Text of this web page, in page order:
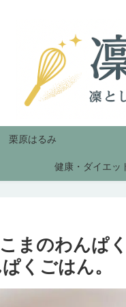
栗原はるみ
健康・ダイエッ
まのわんぱ
くごはん。